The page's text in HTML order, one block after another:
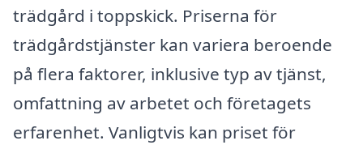
trädgård i toppskick. Priserna för
trädgårdstjänster kan variera beroende
på flera faktorer, inklusive typ av tjänst,
omfattning av arbetet och företagets
erfarenhet. Vanligtvis kan priset för